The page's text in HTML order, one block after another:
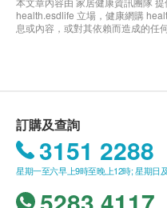
health.esdlife 立場，健康網購
息或內容，或對其依賴而造成的任
訂購及查詢
3151 2288
星期一至六早上9時至晚上12時; 星期日